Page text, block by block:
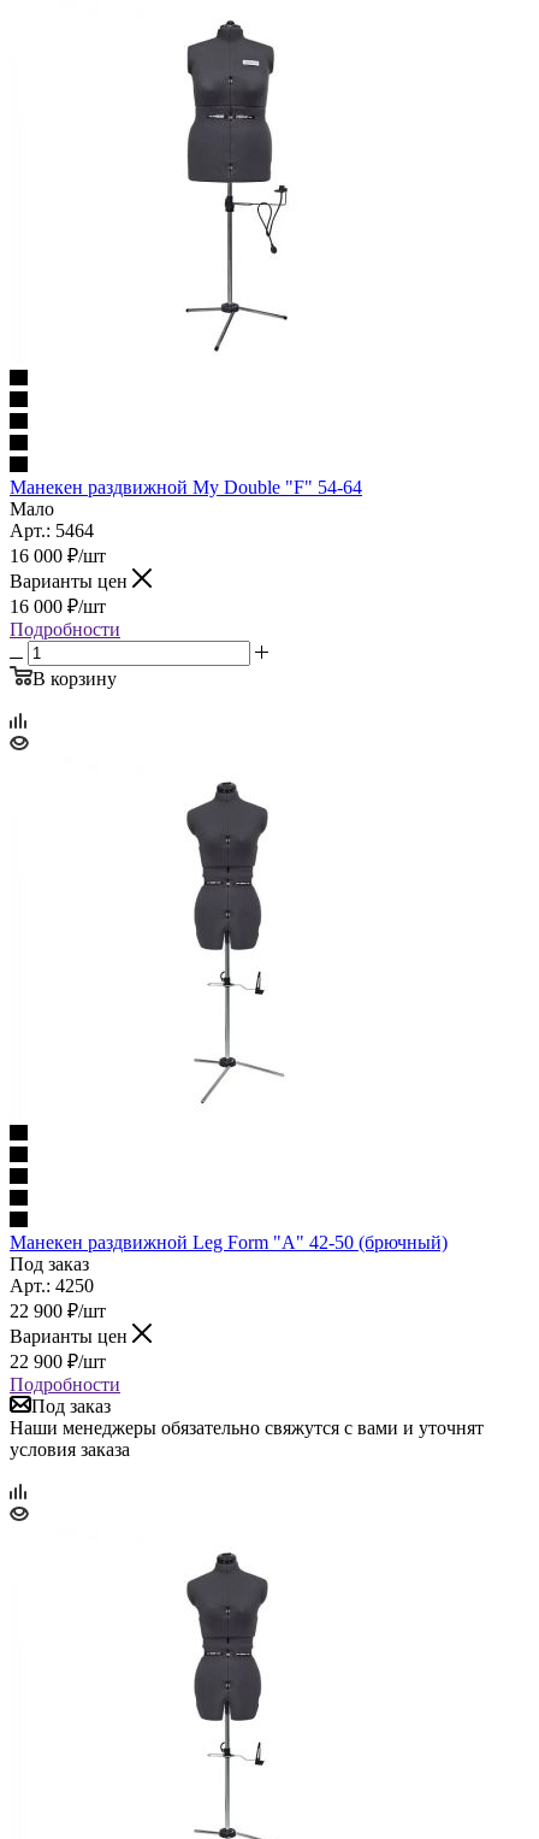
Манекен раздвижной My Double "F" 54-64
Мало
Арт.: 5464
16 000 ₽/шт
Варианты цен
16 000 ₽/шт
Подробности
В корзину
Манекен раздвижной Leg Form "А" 42-50 (брючный)
Под заказ
Арт.: 4250
22 900 ₽/шт
Варианты цен
22 900 ₽/шт
Подробности
Под заказ
Наши менеджеры обязательно свяжутся с вами и уточнят
условия заказа